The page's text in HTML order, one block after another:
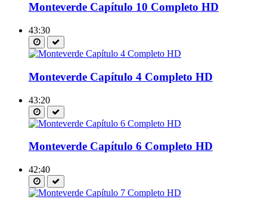
Monteverde Capítulo 10 Completo HD
43:30
Monteverde Capítulo 4 Completo HD
43:20
Monteverde Capítulo 6 Completo HD
42:40